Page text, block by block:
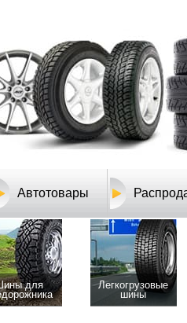
Автотовары
для
Легкогрузовые
шины